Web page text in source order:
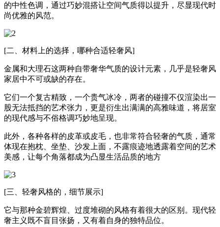
的中性色调，通过巧妙混搭让空间气质得以提升，尽显现代时
尚优雅的风范。
[二、材料上的选择，哪种合适轻奢风]
金属和大理石这两种自带奢华气质的设计元素，几乎是轻奢风
家居中不可或缺的存在。
它们一个复古精致，一个贵气冰冷，两者的碰撞不仅渲染出一
股无法抵挡的艺术张力，更是衍生出满满的高雅味道，将居室
的现代感与不俗格调巧妙地呈现。
此外，各种各样的皮革或皮毛，也非常符合轻奢的气质，通常
体现在抱枕、坐垫、沙发上面，不露痕迹地透露着空间的艺术
美感，让每个角落都成为凸显生活品质的地方
[三、轻奢风格的，细节展示]
它与那种金碧辉煌、过度堆砌的风格有着很大的区别。现代轻
奢主义既不盲目张扬，又有着自身的独特品位。